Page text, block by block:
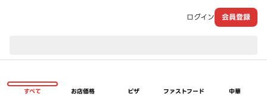
ログイン 会員登録
すべて お店価格 ピザ ファストフード 中華